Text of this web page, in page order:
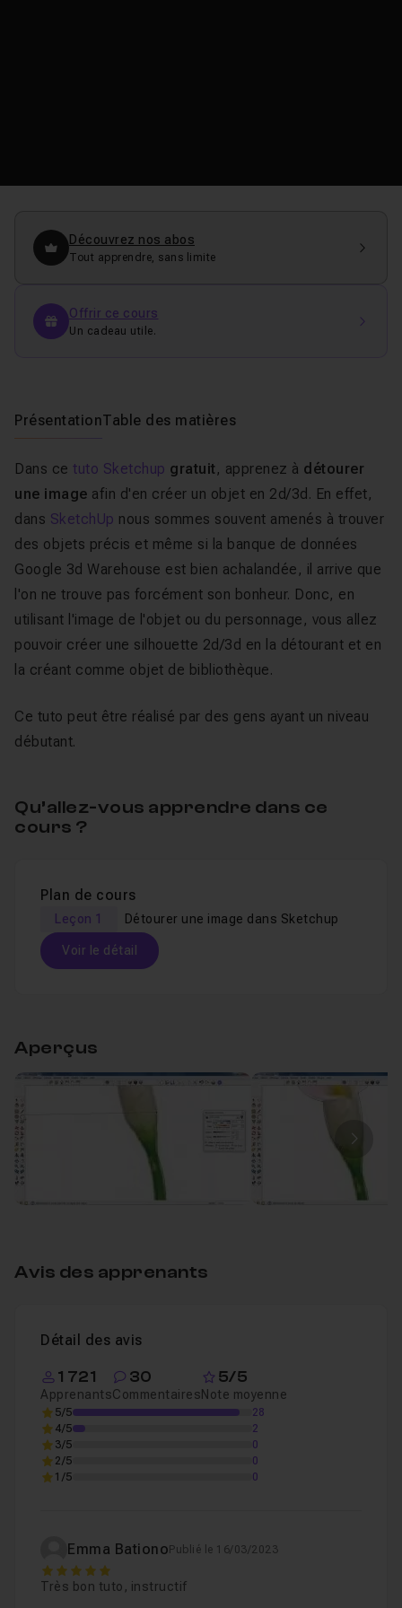
Découvrez nos abos
Tout apprendre, sans limite
Offrir ce cours
Un cadeau utile.
PrésentationTable des matières
Dans ce tuto Sketchup gratuit , apprenez à détourer
une image afin d'en créer un objet en 2d/3d. En effet,
dans SketchUp nous sommes souvent amenés à trouver
des objets précis et même si la banque de données
Google 3d Warehouse est bien achalandée, il arrive que
l'on ne trouve pas forcément son bonheur. Donc, en
utilisant l'image de l'objet ou du personnage, vous allez
pouvoir créer une silhouette 2d/3d en la détourant et en
la créant comme objet de bibliothèque.
Ce tuto peut être réalisé par des gens ayant un niveau
débutant.
Qu’allez-vous apprendre dans ce
cours ?
Plan de cours
Leçon 1 Détourer une image dans Sketchup
Voir le détail
Aperçus
Avis des apprenants
Détail des avis
1 721
Apprenants
30
Commentaires
5/5
Note moyenne
5/5
28
4/5
2
3/5
0
2/5
0
1/5
0
Emma Bationo Publié le 16/03/2023
5
Très bon tuto, instructif